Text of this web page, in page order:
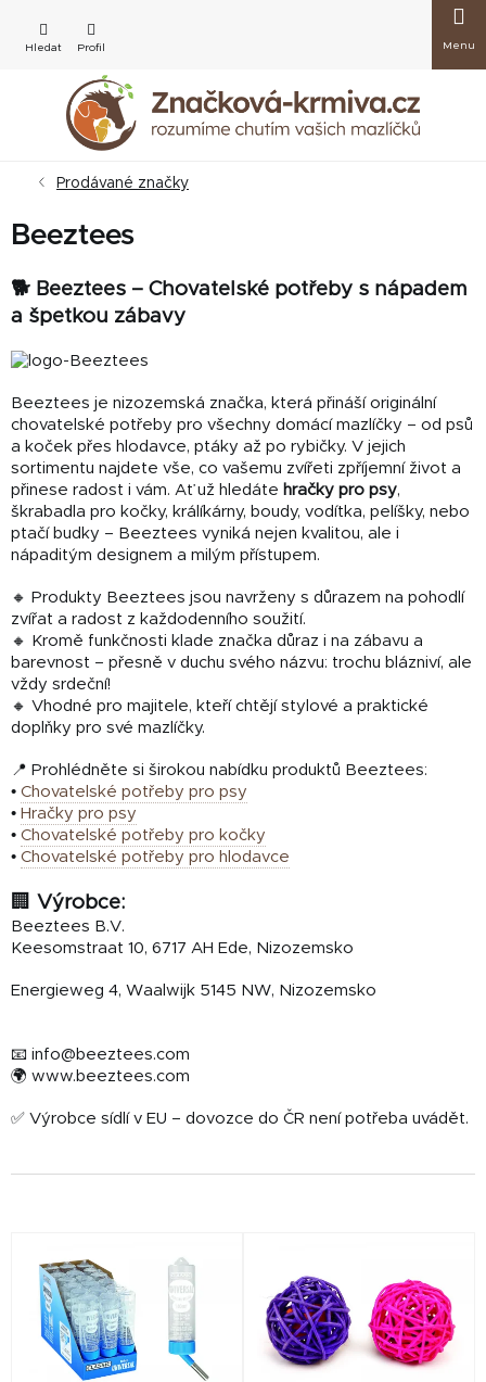
obsah
košík
Prodávané značky
Beeztees
🐕 Beeztees – Chovatelské potřeby s nápadem
a špetkou zábavy
Beeztees je nizozemská značka, která přináší originální
chovatelské potřeby pro všechny domácí mazlíčky – od psů
a koček přes hlodavce, ptáky až po rybičky. V jejich
sortimentu najdete vše, co vašemu zvířeti zpříjemní život a
přinese radost i vám. Ať už hledáte hračky pro psy,
škrabadla pro kočky, králíkárny, boudy, vodítka, pelíšky, nebo
ptačí budky – Beeztees vyniká nejen kvalitou, ale i
nápaditým designem a milým přístupem.
🔸 Produkty Beeztees jsou navrženy s důrazem na pohodlí
zvířat a radost z každodenního soužití.
🔸 Kromě funkčnosti klade značka důraz i na zábavu a
barevnost – přesně v duchu svého názvu: trochu blázniví, ale
vždy srdeční!
🔸 Vhodné pro majitele, kteří chtějí stylové a praktické
doplňky pro své mazlíčky.
📍 Prohlédněte si širokou nabídku produktů Beeztees:
• Chovatelské potřeby pro psy
• Hračky pro psy
• Chovatelské potřeby pro kočky
• Chovatelské potřeby pro hlodavce
🏢 Výrobce:
Beeztees B.V.
Keesomstraat 10, 6717 AH Ede, Nizozemsko
Energieweg 4, Waalwijk 5145 NW, Nizozemsko
📧 info@beeztees.com
🌍 www.beeztees.com
✅ Výrobce sídlí v EU – dovozce do ČR není potřeba uvádět.